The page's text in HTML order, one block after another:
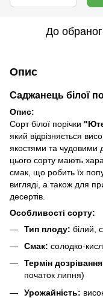
До
Опис
Саджанець білої
Опис:
Сорт білої порічки
який відрізняється
якостями та чудовими
цього сорту мають
смак, що робить їх
вигляді, а також для
десертів.
Особливості сорту:
Тип плоду: білий,
Смак: солодко-
Термін
початок липня)
Урожайність: